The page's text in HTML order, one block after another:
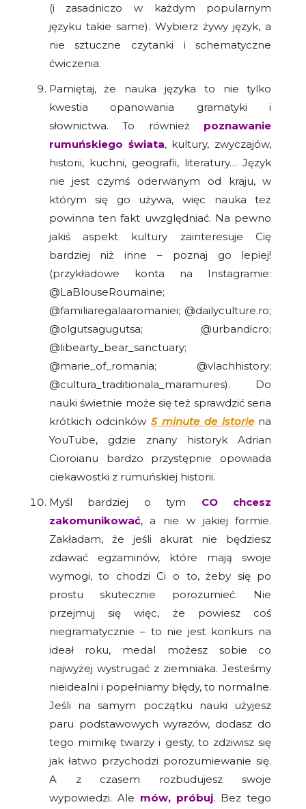
(i zasadniczo w każdym popularnym
języku takie same). Wybierz żywy język, a
nie sztuczne czytanki i schematyczne
ćwiczenia.
Pamiętaj, że nauka języka to nie tylko
kwestia opanowania gramatyki i
słownictwa. To również poznawanie
rumuńskiego świata, kultury, zwyczajów,
historii, kuchni, geografii, literatury… Język
nie jest czymś oderwanym od kraju, w
którym się go używa, więc nauka też
powinna ten fakt uwzględniać. Na pewno
jakiś aspekt kultury zainteresuje Cię
bardziej niż inne – poznaj go lepiej!
(przykładowe konta na Instagramie:
@LaBlouseRoumaine;
@familiaregalaaromaniei; @dailyculture.ro;
@olgutsagugutsa; @urbandicro;
@libearty_bear_sanctuary;
@marie_of_romania; @vlachhistory;
@cultura_traditionala_maramures). Do
nauki świetnie może się też sprawdzić seria
krótkich odcinków5 minute de istoriena
YouTube, gdzie znany historyk Adrian
Cioroianu bardzo przystępnie opowiada
ciekawostki z rumuńskiej historii.
Myśl bardziej o tym CO chcesz
zakomunikować, a nie w jakiej formie.
Zakładam, że jeśli akurat nie będziesz
zdawać egzaminów, które mają swoje
wymogi, to chodzi Ci o to, żeby się po
prostu skutecznie porozumieć. Nie
przejmuj się więc, że powiesz coś
niegramatycznie – to nie jest konkurs na
ideał roku, medal możesz sobie co
najwyżej wystrugać z ziemniaka. Jesteśmy
nieidealni i popełniamy błędy, to normalne.
Jeśli na samym początku nauki użyjesz
paru podstawowych wyrazów, dodasz do
tego mimikę twarzy i gesty, to zdziwisz się
jak łatwo przychodzi porozumiewanie się.
A z czasem rozbudujesz swoje
wypowiedzi. Ale mów, próbuj. Bez tego